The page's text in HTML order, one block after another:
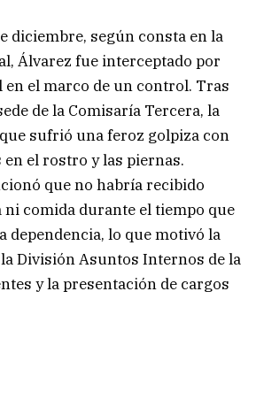
diciembre, según consta en la
Álvarez fue interceptado por
el marco de un control. Tras
de la Comisaría Tercera, la
sufrió una feroz golpiza con
el rostro y las piernas.
que no habría recibido
ni comida durante el tiempo que
dependencia, lo que motivó la
División Asuntos Internos de la
y la presentación de cargos